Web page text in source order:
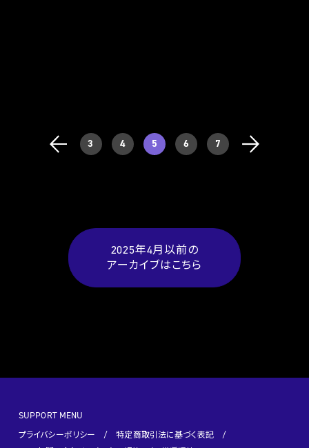
3 4 5 6 7
2025年4月以前の
アーカイブはこちら
SUPPORT MENU
プライバシーポリシー
特定商取引法に基づく表記